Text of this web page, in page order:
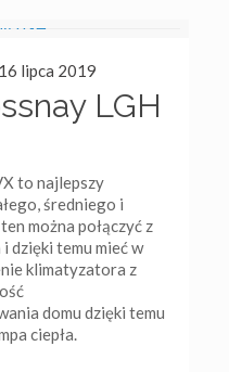
16 lipca 2019
LGH
to najlepszy
średniego i
można połączyć z
dzięki temu mieć w
klimatyzatora z
domu dzięki temu
ciepła.